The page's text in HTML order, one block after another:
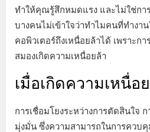
ทำให้คุณรู้สึกหมดแรง และไม่ใช่กา
บางคนไม่เข้าใจว่าทำไมคนที่ทำง
คอพิวเตอร์ถึงเหนื่อยล้าได้ เพราะก
สมองเกิดความเหนื่อยล้า
เมื่อเกิดความเหนื่อ
การเชื่อมโยงระหว่างการตัดสินใจ
มุ่งมั่น ซึ่งความสามารถในการควบ